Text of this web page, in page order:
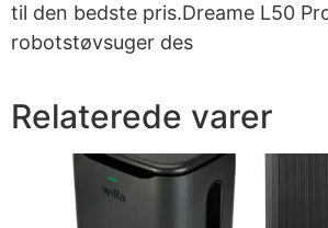
til den bedste pris.Dreame L50
robotstøvsuger des
Relaterede varer